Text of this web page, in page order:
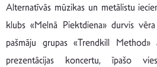
Alternatīvās mūzikas un metālistu
klubs «Melnā Piektdiena» durvis
pašmāju grupas «Trendkill Method»
prezentācijas koncertu, īpašo